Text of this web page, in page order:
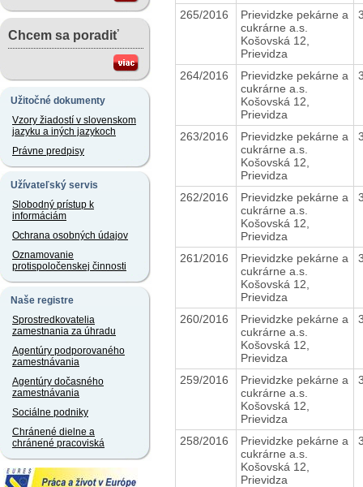
Chcem sa poradiť
Užitočné dokumenty
Vzory žiadostí v slovenskom
jazyku a iných jazykoch
Právne predpisy
Užívateľský servis
Slobodný prístup k
informáciám
Ochrana osobných údajov
Oznamovanie
protispoločenskej činnosti
Naše registre
Sprostredkovatelia
zamestnania za úhradu
Agentúry podporovaného
zamestnávania
Agentúry dočasného
zamestnávania
Sociálne podniky
Chránené dielne a
chránené pracoviská
265/2016
Prievidzke pekárne a
cukrárne a.s.
Košovská 12,
Prievidza
264/2016
Prievidzke pekárne a
cukrárne a.s.
Košovská 12,
Prievidza
263/2016
Prievidzke pekárne a
cukrárne a.s.
Košovská 12,
Prievidza
262/2016
Prievidzke pekárne a
cukrárne a.s.
Košovská 12,
Prievidza
261/2016
Prievidzke pekárne a
cukrárne a.s.
Košovská 12,
Prievidza
260/2016
Prievidzke pekárne a
cukrárne a.s.
Košovská 12,
Prievidza
259/2016
Prievidzke pekárne a
cukrárne a.s.
Košovská 12,
Prievidza
258/2016
Prievidzke pekárne a
cukrárne a.s.
Košovská 12,
Prievidza